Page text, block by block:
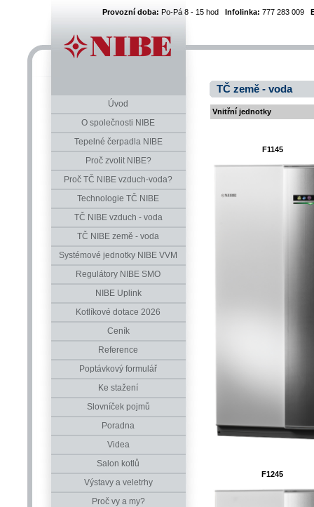
Provozní doba: Po-Pá 8 - 15 hod Infolinka: 777 283 009
Úvod
O společnosti NIBE
Tepelné čerpadla NIBE
Proč zvolit NIBE?
Proč TČ NIBE vzduch-voda?
Technologie TČ NIBE
TČ NIBE vzduch - voda
TČ NIBE země - voda
Systémové jednotky NIBE VVM
Regulátory NIBE SMO
NIBE Uplink
Kotlíkové dotace 2026
Ceník
Reference
Poptávkový formulář
Ke stažení
Slovníček pojmů
Poradna
Videa
Salon kotlů
Výstavy a veletrhy
Proč vy a my?
TČ země - voda
Vnitřní jednotky
F1145
F1245